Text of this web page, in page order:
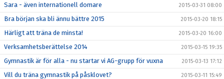
Sara - även internationell domare 2015-03-31 08:00
Bra början ska bli ännu bättre 2015 2015-03-20 18:15
Härligt att träna de minsta! 2015-03-20 16:00
Verksamhetsberättelse 2014 2015-03-15 19:35
Gymnastik är för alla - nu startar vi AG-grupp för vuxna 2015-03-13 17:12
Vill du träna gymnastik på påsklovet? 2015-03-11 15:49